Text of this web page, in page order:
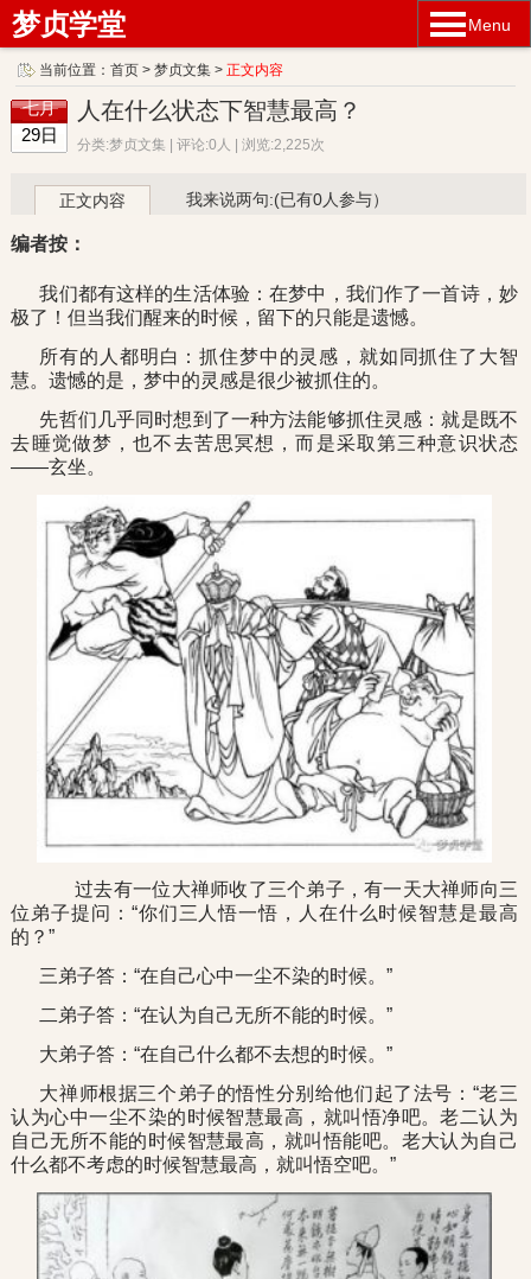
Menu
梦贞学堂
当前位置：首页 >梦贞文集 >正文内容
七月
29日
人在什么状态下智慧最高？
分类:梦贞文集 | 评论:0人 | 浏览:2,225次
正文内容 我来说两句:(已有0人参与）
编者按：
我们都有这样的生活体验：在梦中，我们作了一首诗，妙
极了！但当我们醒来的时候，留下的只能是遗憾。
所有的人都明白：抓住梦中的灵感，就如同抓住了大智
慧。遗憾的是，梦中的灵感是很少被抓住的。
先哲们几乎同时想到了一种方法能够抓住灵感：就是既不
去睡觉做梦，也不去苦思冥想，而是采取第三种意识状态
——玄坐。
过去有一位大禅师收了三个弟子，有一天大禅师向三
位弟子提问：“你们三人悟一悟，人在什么时候智慧是最高
的？”
三弟子答：“在自己心中一尘不染的时候。”
二弟子答：“在认为自己无所不能的时候。”
大弟子答：“在自己什么都不去想的时候。”
大禅师根据三个弟子的悟性分别给他们起了法号：“老三
认为心中一尘不染的时候智慧最高，就叫悟净吧。老二认为
自己无所不能的时候智慧最高，就叫悟能吧。老大认为自己
什么都不考虑的时候智慧最高，就叫悟空吧。”